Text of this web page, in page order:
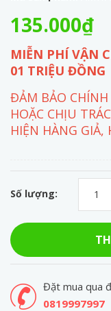
135.000₫
MIỄN PHÍ VẬN
01 TRIỆU ĐỒNG
ĐẢM BẢO
HOẶC CHỊU
HIỆN HÀNG GIẢ,
Số lượng:
Đặt mua qua
0819997997